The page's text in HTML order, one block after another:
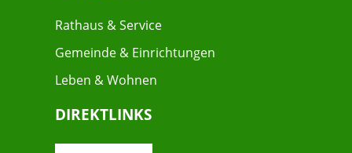
Rathaus & Service
Gemeinde & Einrichtungen
Leben & Wohnen
DIREKTLINKS